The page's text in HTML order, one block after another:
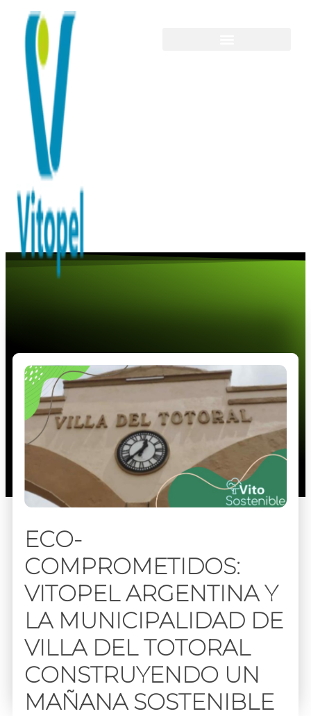
ECO-
COMPROMETIDOS:
VITOPEL ARGENTINA Y
LA MUNICIPALIDAD DE
VILLA DEL TOTORAL
CONSTRUYENDO UN
MAÑANA SOSTENIBLE